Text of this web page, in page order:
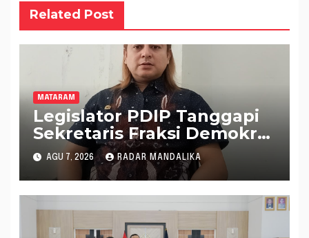
Related Post
MATARAM
Legislator PDIP Tanggapi
Sekretaris Fraksi Demokrat
: WTP Bukan Tameng
Menolak Audit Dana
Pergeseran BTT Rp 484
AGU 7, 2026 RADAR MANDALIKA